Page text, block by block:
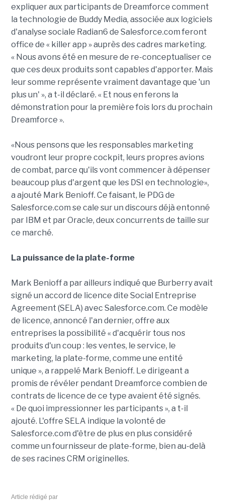
expliquer aux participants de Dreamforce comment
la technologie de Buddy Media, associée aux logiciels
d'analyse sociale Radian6 de Salesforce.com feront
office de « killer app » auprès des cadres marketing.
« Nous avons été en mesure de re-conceptualiser ce
que ces deux produits sont capables d'apporter. Mais
leur somme représente vraiment davantage que 'un
plus un' », a t-il déclaré. « Et nous en ferons la
démonstration pour la première fois lors du prochain
Dreamforce ».
«Nous pensons que les responsables marketing
voudront leur propre cockpit, leurs propres avions
de combat, parce qu'ils vont commencer à dépenser
beaucoup plus d'argent que les DSI en technologie»,
a ajouté Mark Benioff. Ce faisant, le PDG de
Salesforce.com se cale sur un discours déjà entonné
par IBM et par Oracle, deux concurrents de taille sur
ce marché.
La puissance de la plate-forme
Mark Benioff a par ailleurs indiqué que Burberry avait
signé un accord de licence dite Social Entreprise
Agreement (SELA) avec Salesforce.com. Ce modèle
de licence, annoncé l'an dernier, offre aux
entreprises la possibilité « d'acquérir tous nos
produits d'un coup : les ventes, le service, le
marketing, la plate-forme, comme une entité
unique », a rappelé Mark Benioff. Le dirigeant a
promis de révéler pendant Dreamforce combien de
contrats de licence de ce type avaient été signés.
« De quoi impressionner les participants », a t-il
ajouté. L'offre SELA indique la volonté de
Salesforce.com d'être de plus en plus considéré
comme un fournisseur de plate-forme, bien au-delà
de ses racines CRM originelles.
Article rédigé par